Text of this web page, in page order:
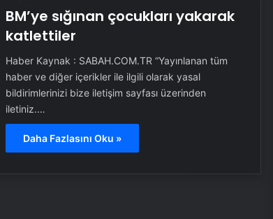
BM’ye sığınan çocukları yakarak
katlettiler
Haber Kaynak : SABAH.COM.TR “Yayınlanan tüm
haber ve diğer içerikler ile ilgili olarak yasal
bildirimlerinizi bize iletişim sayfası üzerinden
iletiniz.…
Daha Fazlasını Oku »